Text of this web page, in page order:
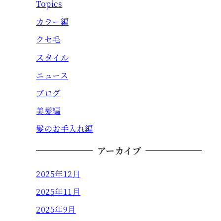
Topics
カラー編
クセ毛
スタイル
ニュース
ブログ
美髪編
髪のお手入れ編
アーカイブ
2025年12月
2025年11月
2025年9月